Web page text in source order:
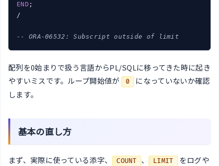
END ;
/
-- ORA-06532: Subscript outside of limit
配列を0始まりで扱う言語からPL/SQLに移ってきた時に起き
やすいミスです。ループ開始値が
0
になっていないか確認
します。
基本の直し方
まず、実際に使っている添字、 COUNT 、 LIMIT をログや